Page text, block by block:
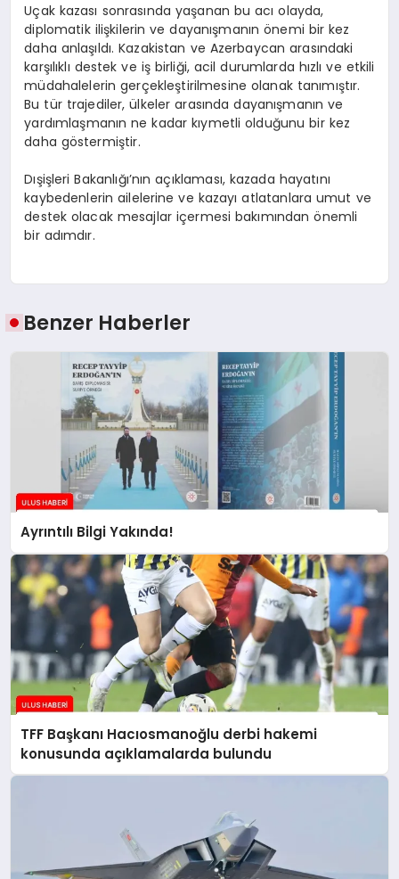
Uçak kazası sonrasında yaşanan bu acı olayda,
diplomatik ilişkilerin ve dayanışmanın önemi bir kez
daha anlaşıldı. Kazakistan ve Azerbaycan arasındaki
karşılıklı destek ve iş birliği, acil durumlarda hızlı ve etkili
müdahalelerin gerçekleştirilmesine olanak tanımıştır.
Bu tür trajediler, ülkeler arasında dayanışmanın ve
yardımlaşmanın ne kadar kıymetli olduğunu bir kez
daha göstermiştir.
Dışişleri Bakanlığı’nın açıklaması, kazada hayatını
kaybedenlerin ailelerine ve kazayı atlatanlara umut ve
destek olacak mesajlar içermesi bakımından önemli
bir adımdır.
Benzer Haberler
Ayrıntılı Bilgi Yakında!
TFF Başkanı Hacıosmanoğlu derbi hakemi
konusunda açıklamalarda bulundu